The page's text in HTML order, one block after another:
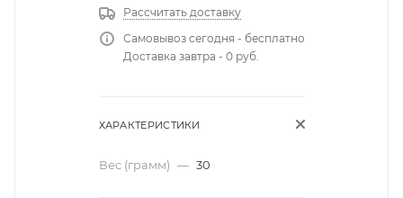
Рассчитать доставку
Самовывоз сегодня - бесплатно
Доставка завтра - 0 руб.
ХАРАКТЕРИСТИКИ
Вес (грамм) — 30